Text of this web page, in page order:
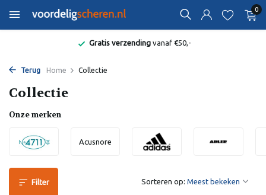
0
Bekend van de Radio
Terug Home Collectie
Collectie
Onze merken
Acusnore
Filter Sorteren op: